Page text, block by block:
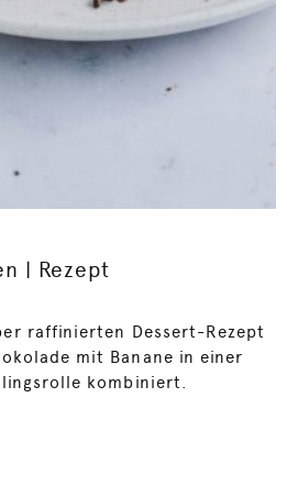
| Rezept
raffinierten Dessert-Rezept
mit Banane in einer
kombiniert.